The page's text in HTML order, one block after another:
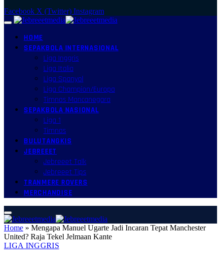
Facebook X (Twitter) Instagram
HOME
SEPAKBOLA INTERNASIONAL
Liga Inggris
Liga Italia
Liga Spanyol
Liga Champion/Europa
Timnas Mancanegara
SEPAKBOLA NASIONAL
Liga 1
Timnas
BULUTANGKIS
JEBREEET
Jebreeet Talk
Jebreeet Tips
TRANMERE ROVERS
MERCHANDISE
Home » Mengapa Manuel Ugarte Jadi Incaran Tepat Manchester
United? Raja Tekel Jelmaan Kante
LIGA INGGRIS